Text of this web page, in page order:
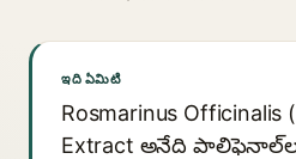
ఇది ఏమిటి
Rosmarinus Officinalis
Extract అనేది